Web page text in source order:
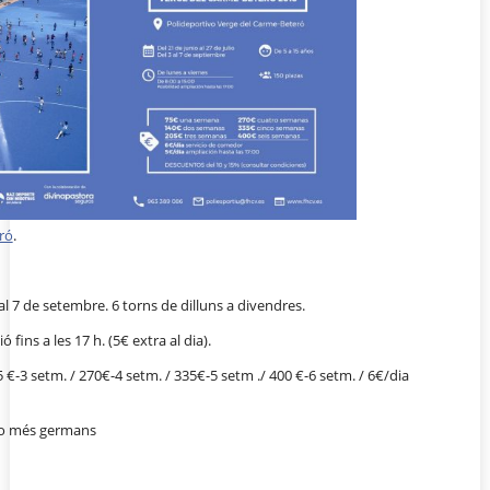
.
7 de setembre. 6 torns de dilluns a divendres.
fins a les 17 h. (5€ extra al dia).
3 setm. / 270€-4 setm. / 335€-5 setm ./ 400 €-6 setm. / 6€/dia
més germans